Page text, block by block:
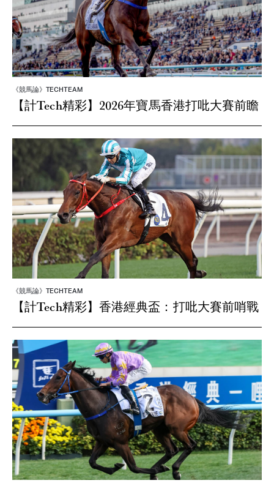
《競馬論》TECHTEAM
【計Tech精彩】2026年寶馬香港打吡大賽前瞻
《競馬論》TECHTEAM
【計Tech精彩】香港經典盃：打吡大賽前哨戰